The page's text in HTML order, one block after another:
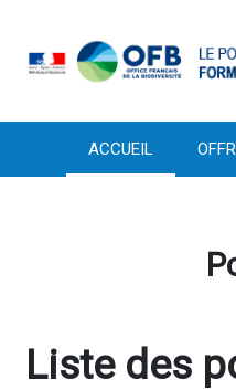
ACCUEIL
Liste des